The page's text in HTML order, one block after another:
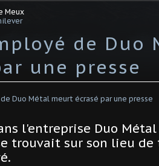
Meux
de Duo
une presse
l'entreprise Duo Métal
trouvait sur son lieu